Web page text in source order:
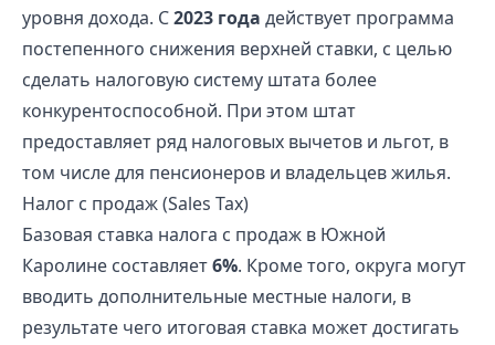
уровня дохода. С2023 года действует программа
постепенного снижения верхней ставки, с целью
сделать налоговую систему штата более
конкурентоспособной. При этом штат
предоставляет ряд налоговых вычетов и льгот, в
том числе для пенсионеров и владельцев жилья.
Налог с продаж (Sales Tax)
Базовая ставка налога с продаж в Южной
Каролине составляет6%. Кроме того, округа могут
вводить дополнительные местные налоги, в
результате чего итоговая ставка может достигать